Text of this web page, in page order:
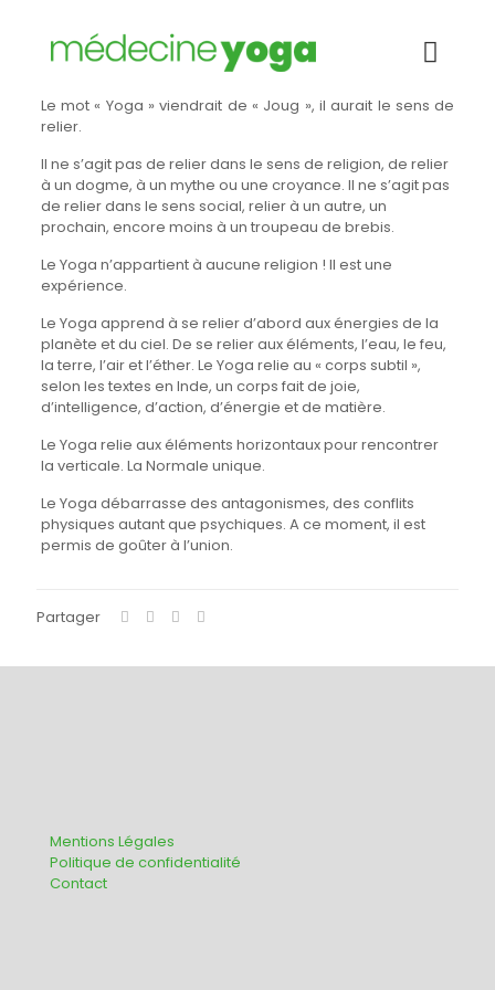
Le mot « Yoga » viendrait de « Joug », il aurait le sens de
relier.
Il ne s’agit pas de relier dans le sens de religion, de relier
à un dogme, à un mythe ou une croyance. Il ne s’agit pas
de relier dans le sens social, relier à un autre, un
prochain, encore moins à un troupeau de brebis.
Le Yoga n’appartient à aucune religion ! Il est une
expérience.
Le Yoga apprend à se relier d’abord aux énergies de la
planète et du ciel. De se relier aux éléments, l’eau, le feu,
la terre, l’air et l’éther. Le Yoga relie au « corps subtil »,
selon les textes en Inde, un corps fait de joie,
d’intelligence, d’action, d’énergie et de matière.
Le Yoga relie aux éléments horizontaux pour rencontrer
la verticale. La Normale unique.
Le Yoga débarrasse des antagonismes, des conflits
physiques autant que psychiques. A ce moment, il est
permis de goûter à l’union.
Partager
Mentions Légales
Politique de confidentialité
Contact